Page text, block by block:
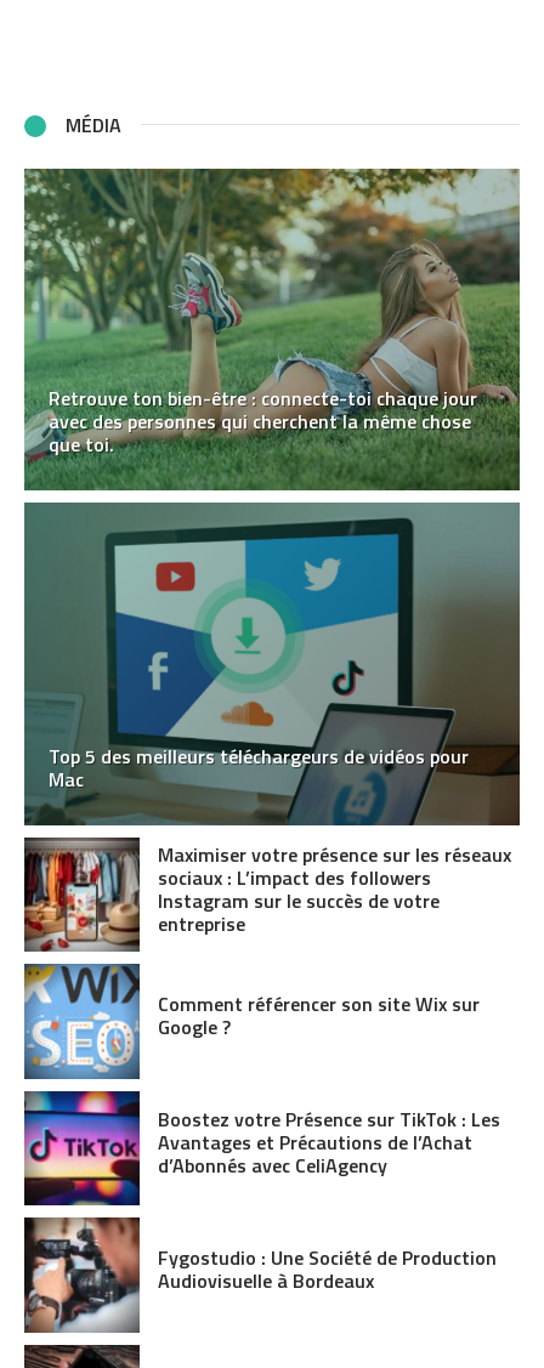
MÉDIA
Retrouve ton bien-être : connecte-toi chaque jour
avec des personnes qui cherchent la même chose
que toi.
Top 5 des meilleurs téléchargeurs de vidéos pour
Mac
Maximiser votre présence sur les réseaux
sociaux : L’impact des followers
Instagram sur le succès de votre
entreprise
Comment référencer son site Wix sur
Google ?
Boostez votre Présence sur TikTok : Les
Avantages et Précautions de l’Achat
d’Abonnés avec CeliAgency
Fygostudio : Une Société de Production
Audiovisuelle à Bordeaux